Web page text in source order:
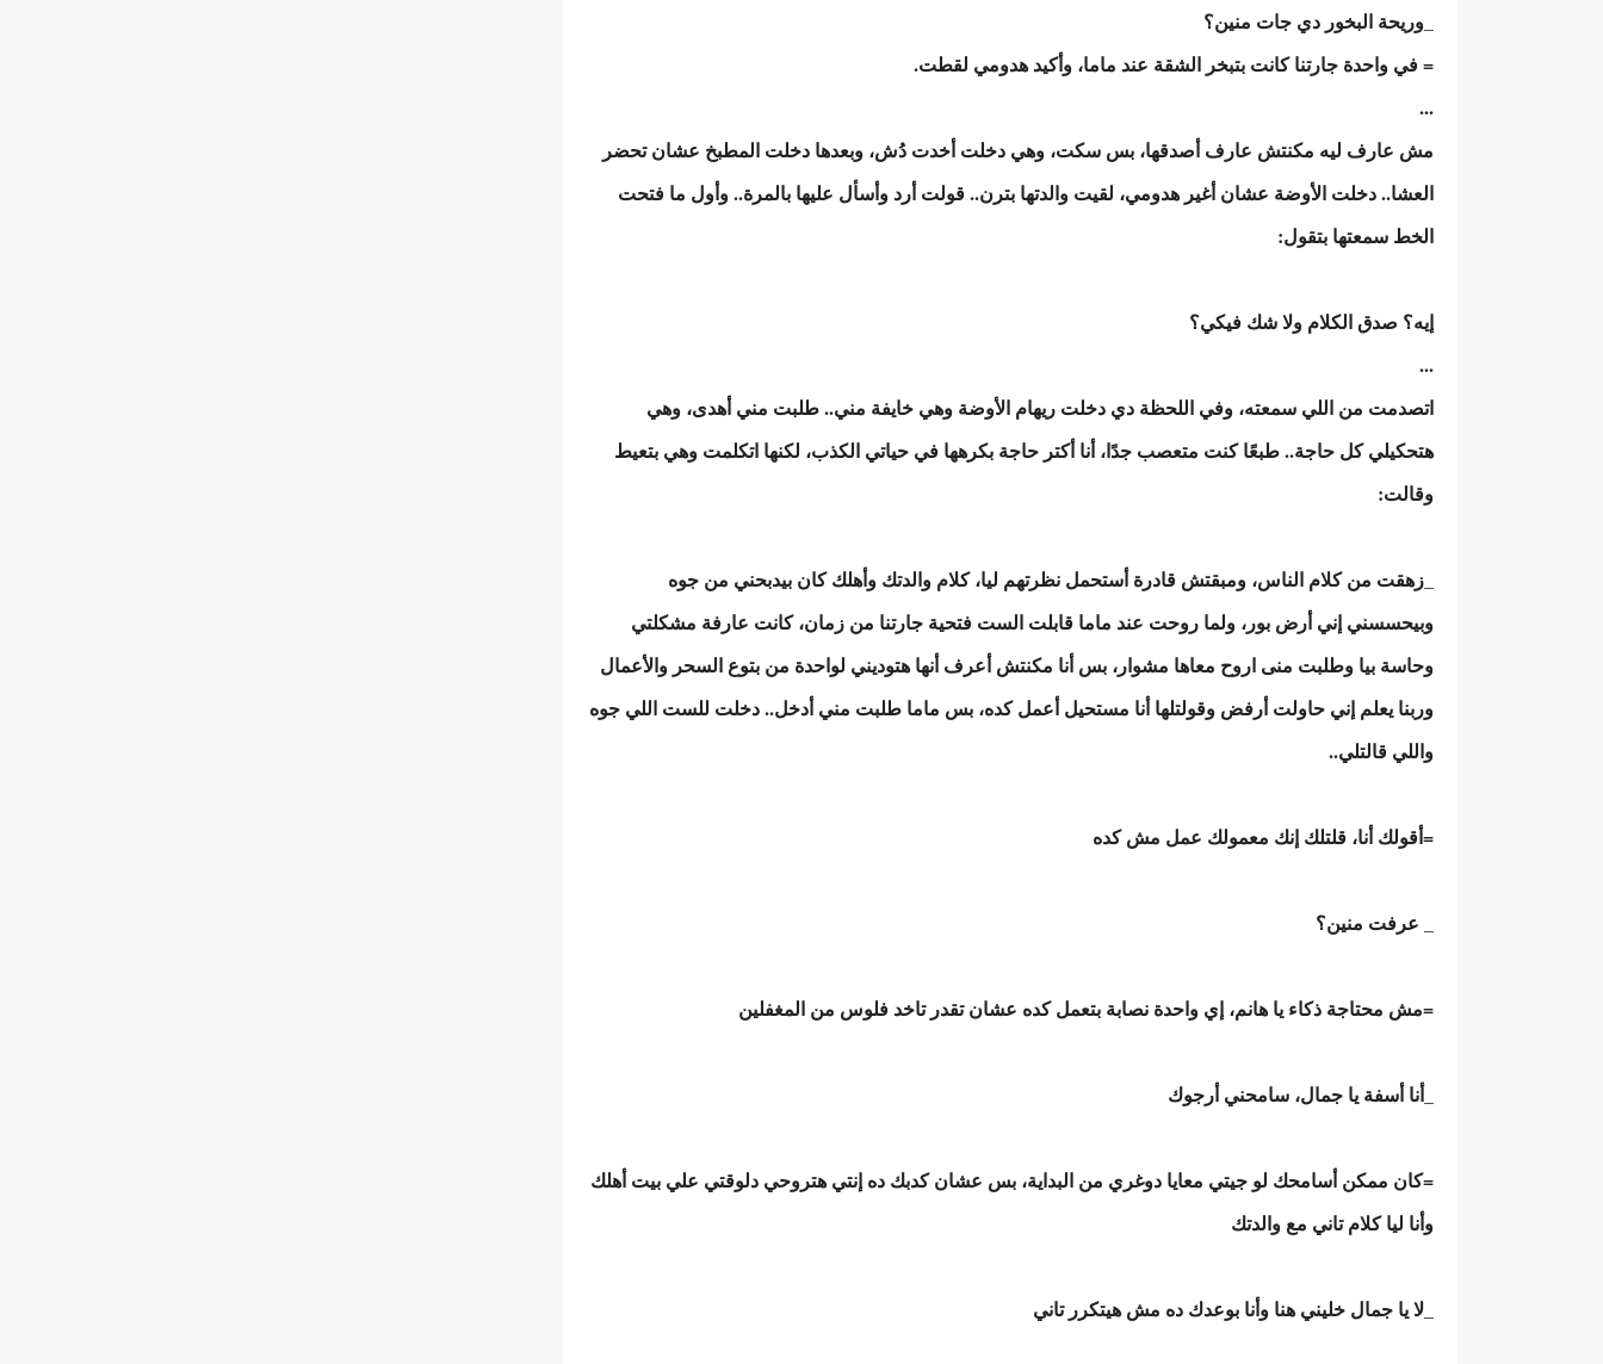
_وريحة البخور دي جات منين؟
= في واحدة جارتنا كانت بتبخر الشقة عند ماما، وأكيد هدومي لقطت.
...
مش عارف ليه مكنتش عارف أصدقها، بس سكت، وهي دخلت أخدت دُش، وبعدها دخلت المطبخ عشان تحضر
العشا.. دخلت الأوضة عشان أغير هدومي، لقيت والدتها بترن.. قولت أرد وأسأل عليها بالمرة.. وأول ما فتحت
الخط سمعتها بتقول:
إيه؟ صدق الكلام ولا شك فيكي؟
...
اتصدمت من اللي سمعته، وفي اللحظة دي دخلت ريهام الأوضة وهي خايفة مني.. طلبت مني أهدى، وهي
هتحكيلي كل حاجة.. طبعًا كنت متعصب جدًا، أنا أكتر حاجة بكرهها في حياتي الكذب، لكنها اتكلمت وهي بتعيط
وقالت:
_زهقت من كلام الناس، ومبقتش قادرة أستحمل نظرتهم ليا، كلام والدتك وأهلك كان بيدبحني من جوه
وبيحسسني إني أرض بور، ولما روحت عند ماما قابلت الست فتحية جارتنا من زمان، كانت عارفة مشكلتي
وحاسة بيا وطلبت منى اروح معاها مشوار، بس أنا مكنتش أعرف أنها هتوديني لواحدة من بتوع السحر والأعمال
وربنا يعلم إني حاولت أرفض وقولتلها أنا مستحيل أعمل كده، بس ماما طلبت مني أدخل.. دخلت للست اللي جوه
واللي قالتلي..
=أقولك أنا، قلتلك إنك معمولك عمل مش كده
_ عرفت منين؟
=مش محتاجة ذكاء يا هانم، إي واحدة نصابة بتعمل كده عشان تقدر تاخد فلوس من المغفلين
_أنا أسفة يا جمال، سامحني أرجوك
=كان ممكن أسامحك لو جيتي معايا دوغري من البداية، بس عشان كدبك ده إنتي هتروحي دلوقتي علي بيت أهلك
وأنا ليا كلام تاني مع والدتك
_لا يا جمال خليني هنا وأنا بوعدك ده مش هيتكرر تاني